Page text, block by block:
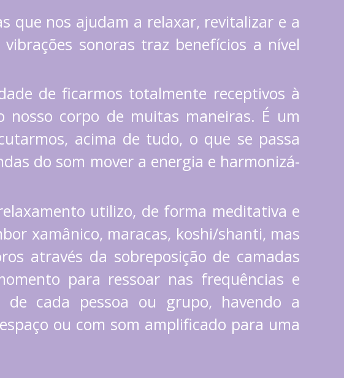
que nos ajudam a relaxar, revitalizar e a
sonoras traz benefícios a nível
de ficarmos totalmente receptivos à
nosso corpo de muitas maneiras. É um
acima de tudo, o que se passa
do som mover a energia e harmonizá-
utilizo, de forma meditativa e
xamânico, maracas, koshi/shanti, mas
através da sobreposição de camadas
para ressoar nas frequências e
de cada pessoa ou grupo, havendo a
ou com som amplificado para uma